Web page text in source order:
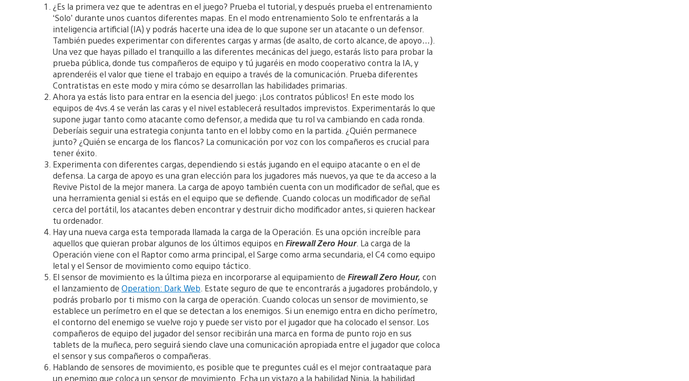
¿Es la primera vez que te adentras en el juego? Prueba el tutorial, y después prueba el entrenamiento
‘Solo’ durante unos cuantos diferentes mapas. En el modo entrenamiento Solo te enfrentarás a la
inteligencia artificial (IA) y podrás hacerte una idea de lo que supone ser un atacante o un defensor.
También puedes experimentar con diferentes cargas y armas (de asalto, de corto alcance, de apoyo…).
Una vez que hayas pillado el tranquillo a las diferentes mecánicas del juego, estarás listo para probar la
prueba pública, donde tus compañeros de equipo y tú jugaréis en modo cooperativo contra la IA, y
aprenderéis el valor que tiene el trabajo en equipo a través de la comunicación. Prueba diferentes
Contratistas en este modo y mira cómo se desarrollan las habilidades primarias.
Ahora ya estás listo para entrar en la esencia del juego: ¡Los contratos públicos! En este modo los
equipos de 4vs.4 se verán las caras y el nivel establecerá resultados imprevistos. Experimentarás lo que
supone jugar tanto como atacante como defensor, a medida que tu rol va cambiando en cada ronda.
Deberíais seguir una estrategia conjunta tanto en el lobby como en la partida. ¿Quién permanece
junto? ¿Quién se encarga de los flancos? La comunicación por voz con los compañeros es crucial para
tener éxito.
Experimenta con diferentes cargas, dependiendo si estás jugando en el equipo atacante o en el de
defensa. La carga de apoyo es una gran elección para los jugadores más nuevos, ya que te da acceso a la
Revive Pistol de la mejor manera. La carga de apoyo también cuenta con un modificador de señal, que es
una herramienta genial si estás en el equipo que se defiende. Cuando colocas un modificador de señal
cerca del portátil, los atacantes deben encontrar y destruir dicho modificador antes, si quieren hackear
tu ordenador.
Hay una nueva carga esta temporada llamada la carga de la Operación. Es una opción increíble para
aquellos que quieran probar algunos de los últimos equipos en Firewall Zero Hour. La carga de la
Operación viene con el Raptor como arma principal, el Sarge como arma secundaria, el C4 como equipo
letal y el Sensor de movimiento como equipo táctico.
El sensor de movimiento es la última pieza en incorporarse al equipamiento de Firewall Zero Hour, con
el lanzamiento de Operation: Dark Web . Estate seguro de que te encontrarás a jugadores probándolo, y
podrás probarlo por ti mismo con la carga de operación. Cuando colocas un sensor de movimiento, se
establece un perímetro en el que se detectan a los enemigos. Si un enemigo entra en dicho perímetro,
el contorno del enemigo se vuelve rojo y puede ser visto por el jugador que ha colocado el sensor. Los
compañeros de equipo del jugador del sensor recibirán una marca en forma de punto rojo en sus
tablets de la muñeca, pero seguirá siendo clave una comunicación apropiada entre el jugador que coloca
el sensor y sus compañeros o compañeras.
Hablando de sensores de movimiento, es posible que te preguntes cuál es el mejor contraataque para
un enemigo que coloca un sensor de movimiento. Echa un vistazo a la habilidad Ninja, la habilidad